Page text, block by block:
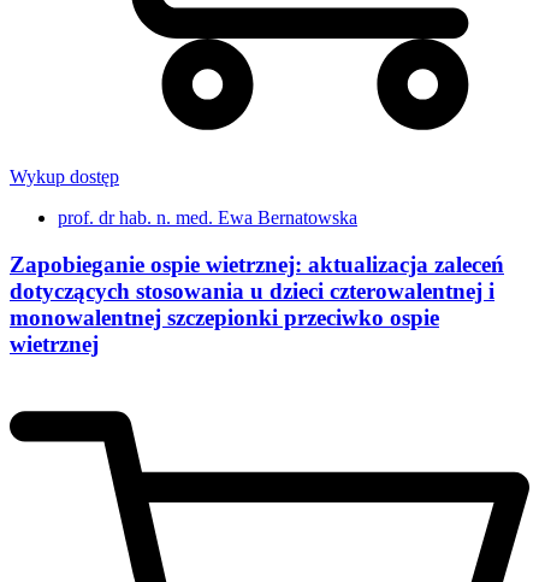
Wykup dostęp
prof. dr hab. n. med. Ewa Bernatowska
Zapobieganie ospie wietrznej: aktualizacja zaleceń
dotyczących stosowania u dzieci czterowalentnej i
monowalentnej szczepionki przeciwko ospie
wietrznej